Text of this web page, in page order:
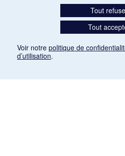
Tout
Tout
Voir notre politique de
d’utilisation.